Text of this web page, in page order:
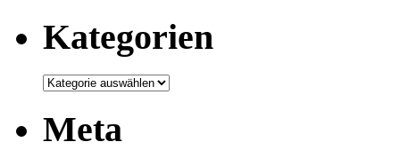
Kategorien
Kategorien
Meta